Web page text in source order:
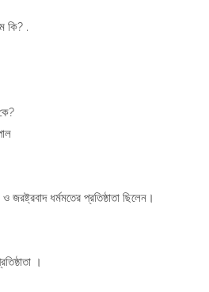
কি? .
জরষ্ট্রবাদ ধর্মমতের প্রতিষ্ঠাতা ছিলেন।
।